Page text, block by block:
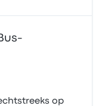
op